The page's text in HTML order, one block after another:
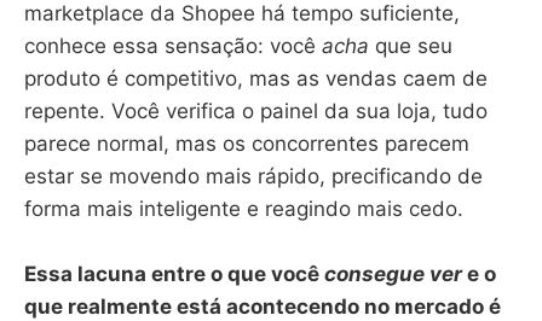
marketplace da Shopee há tempo suficiente,
conhece essa sensação: você acha que seu
produto é competitivo, mas as vendas caem de
repente. Você verifica o painel da sua loja, tudo
parece normal, mas os concorrentes parecem
estar se movendo mais rápido, precificando de
forma mais inteligente e reagindo mais cedo.
Essa lacuna entre o que você consegue vere o
que realmente está acontecendo no mercado é